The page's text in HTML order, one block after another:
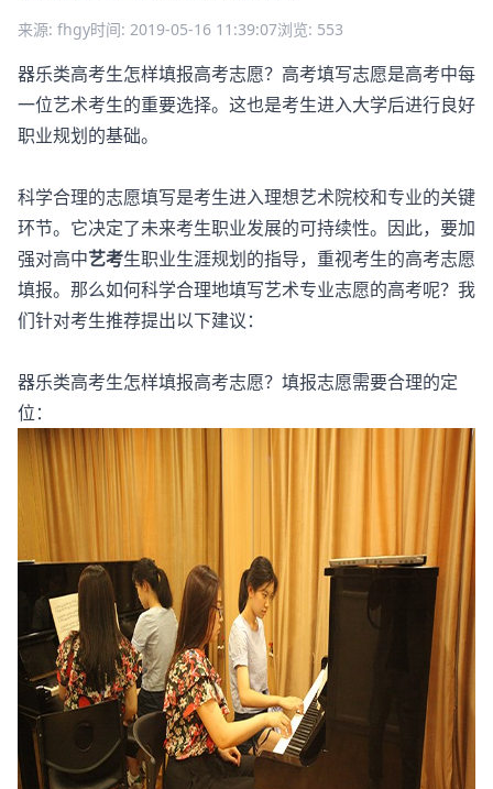
来源: fhgy时间: 2019-05-16 11:39:07浏览: 553
器乐类高考生怎样填报高考志愿？高考填写志愿是高考中每
一位艺术考生的重要选择。这也是考生进入大学后进行良好
职业规划的基础。
科学合理的志愿填写是考生进入理想艺术院校和专业的关键
环节。它决定了未来考生职业发展的可持续性。因此，要加
强对高中艺考生职业生涯规划的指导，重视考生的高考志愿
填报。那么如何科学合理地填写艺术专业志愿的高考呢？我
们针对考生推荐提出以下建议：
器乐类高考生怎样填报高考志愿？填报志愿需要合理的定
位：